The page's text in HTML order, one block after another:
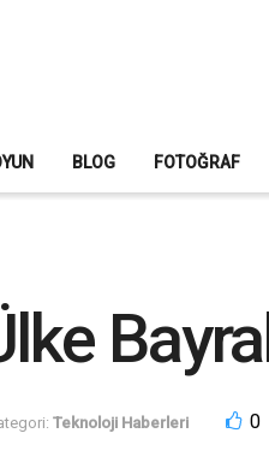
BLOG FOTOĞRAF
Teknoloji Haberleri 0